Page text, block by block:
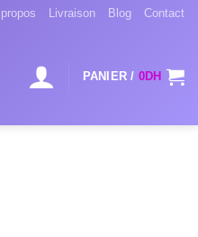
Livraison Blog Contact
PANIER / 0DH